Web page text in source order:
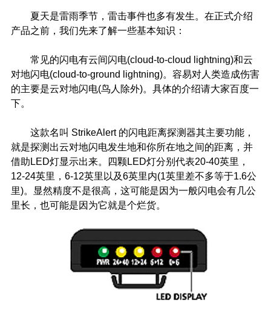
夏天是雷雨季节，雷击事件也多有发生。在正式介绍
产品之前，我们先来了解一些基本知识：
常见的闪电有云间闪电(cloud-to-cloud lightning)和云
对地闪电(cloud-to-ground lightning)。容易对人类造成伤害
的主要是云对地闪电(鸟人除外)。具体的介绍请大家百度一
下。
这款名叫 StrikeAlert 的闪电距离探测器其主要功能，
就是探测出云对地闪电发生地和你所在地之间的距离，并
借助LED灯显示出来。四颗LED灯分别代表20-40英里，
12-24英里，6-12英里以及6英里内(1英里差不多等于1.6公
里)。显然精度不是很高，这可能是因为一般闪电会有几公
里长，也可能是因为它就是个烂货。